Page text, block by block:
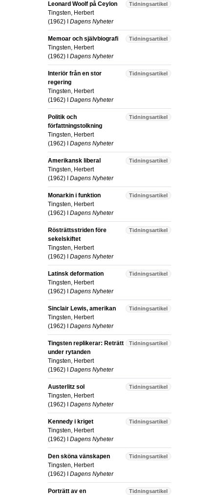
Tidningsartikel
Leonard Woolf på Ceylon
Tingsten, Herbert
(1962) I Dagens Nyheter
Tidningsartikel
Memoar och självbiografi
Tingsten, Herbert
(1962) I Dagens Nyheter
Tidningsartikel
Interiör från en stor
regering
Tingsten, Herbert
(1962) I Dagens Nyheter
Tidningsartikel
Politik och
författningstolkning
Tingsten, Herbert
(1962) I Dagens Nyheter
Tidningsartikel
Amerikansk liberal
Tingsten, Herbert
(1962) I Dagens Nyheter
Tidningsartikel
Monarkin i funktion
Tingsten, Herbert
(1962) I Dagens Nyheter
Tidningsartikel
Rösträttsstriden före
sekelskiftet
Tingsten, Herbert
(1962) I Dagens Nyheter
Tidningsartikel
Latinsk deformation
Tingsten, Herbert
(1962) I Dagens Nyheter
Tidningsartikel
Sinclair Lewis, amerikan
Tingsten, Herbert
(1962) I Dagens Nyheter
Tidningsartikel
Tingsten replikerar: Reträtt
under rytanden
Tingsten, Herbert
(1962) I Dagens Nyheter
Tidningsartikel
Austerlitz sol
Tingsten, Herbert
(1962) I Dagens Nyheter
Tidningsartikel
Kennedy i kriget
Tingsten, Herbert
(1962) I Dagens Nyheter
Tidningsartikel
Den sköna vänskapen
Tingsten, Herbert
(1962) I Dagens Nyheter
Tidningsartikel
Porträtt av en